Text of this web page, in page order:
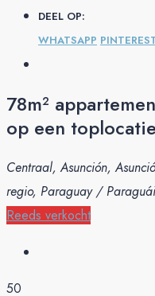
DEEL OP:
WHATSAPP
78m²
op een
Centraal, Asunción,
regio, Paraguay / Paraguái
Reeds verkocht
50